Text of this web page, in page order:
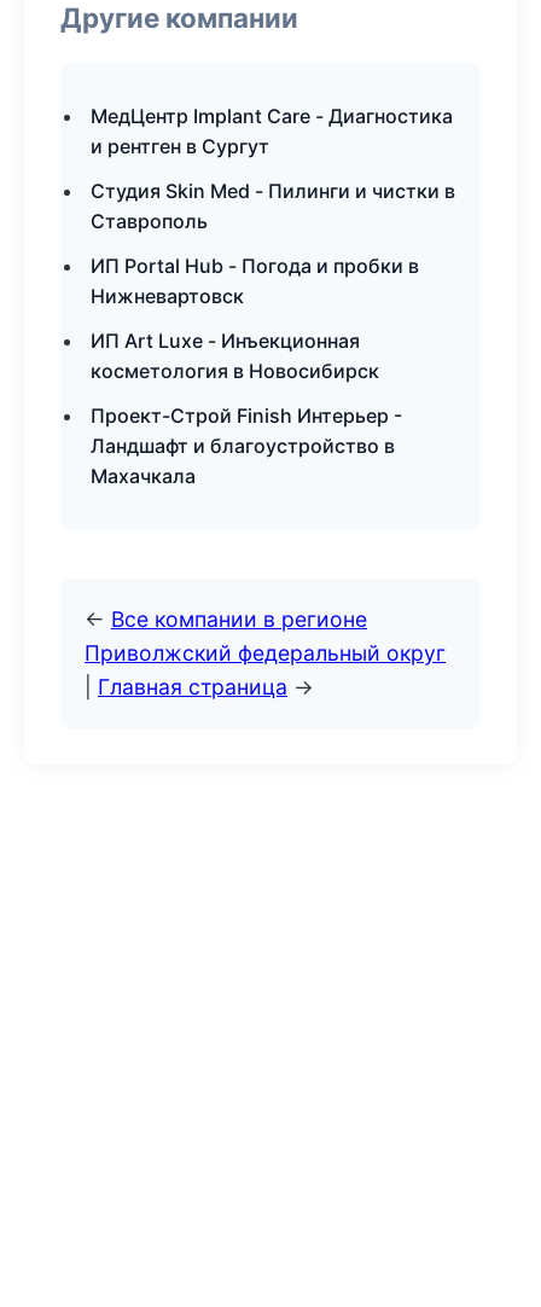
Другие компании
МедЦентр Implant Care - Диагностика
и рентген в Сургут
Студия Skin Med - Пилинги и чистки в
Ставрополь
ИП Portal Hub - Погода и пробки в
Нижневартовск
ИП Art Luxe - Инъекционная
косметология в Новосибирск
Проект-Строй Finish Интерьер -
Ландшафт и благоустройство в
Махачкала
← Все компании в регионе
Приволжский федеральный округ
Главная страница →